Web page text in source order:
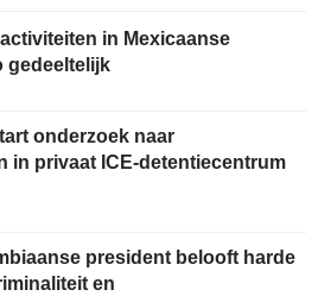
in Mexicaanse
gedeeltelijk
onderzoek naar
in privaat ICE-detentiecentrum
president belooft harde
en